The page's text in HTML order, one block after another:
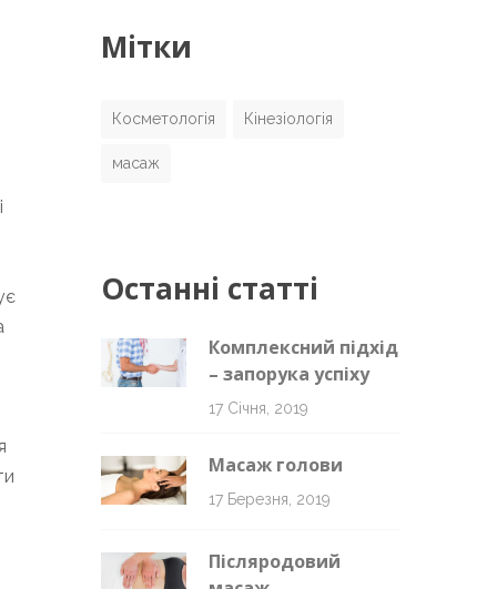
Мітки
Косметологія Кінезіологія
масаж
Останні статті
Комплексний підхід
– запорука успіху
17 Січня, 2019
Масаж голови
17 Березня, 2019
Післяродовий